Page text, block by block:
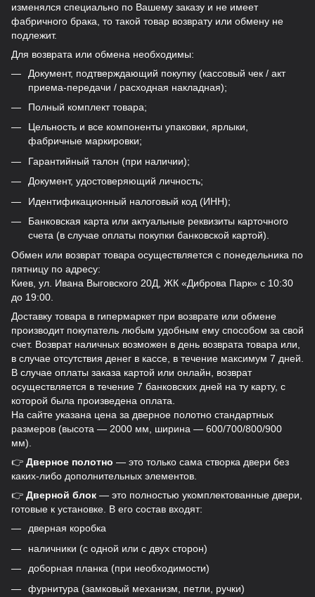
изменялся специально по Вашему заказу и не имеет
фабричного брака, то такой товар возврату или обмену не
подлежит.
Для возврата или обмена необходимы:
Документ, подтверждающий покупку (кассовый чек / акт
приема-передачи / расходная накладная);
Полный комплект товара;
Цельность и все компоненты упаковки, ярлыки,
фабричные маркировки;
Гарантийный талон (при наличии);
Документ, удостоверяющий личность;
Идентификационный налоговый код (ИНН);
Банковская карта или актуальные реквизиты карточного
счета (в случае оплаты покупки банковской картой).
Обмен или возврат товара осуществляется с понедельника по
пятницу по адресу:
Киев, ул. Ивана Выговского 20Д, ЖК «Диброва Парк» с 10:30
до 19:00.
Доставку товара в гипермаркет при возврате или обмене
производит покупатель любым удобным ему способом за свой
счет. Возврат наличных возможен в день возврата товара или,
в случае отсутствия денег в кассе, в течение максимум 7 дней.
В случае оплаты заказа картой или онлайн, возврат
осуществляется в течение 7 банковских дней на ту карту, с
которой была произведена оплата.
На сайте указана цена за дверное полотно стандартных
размеров (высота — 2000 мм, ширина — 600/700/800/900
мм).
👉 Дверное полотно — это только сама створка двери без
каких-либо дополнительных элементов.
👉 Дверной блок — это полностью укомплектованные двери,
готовые к установке. В его состав входят:
дверная коробка
наличники (с одной или с двух сторон)
доборная планка (при необходимости)
фурнитура (замковый механизм, петли, ручки)